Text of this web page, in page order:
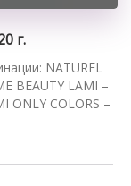
г.
NATUREL
BEAUTY LAMI –
COLORS –